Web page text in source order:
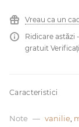
de lei
Vreau ca un
Ridicare astăzi -
gratuit
Caracteristici
Note — vanilie